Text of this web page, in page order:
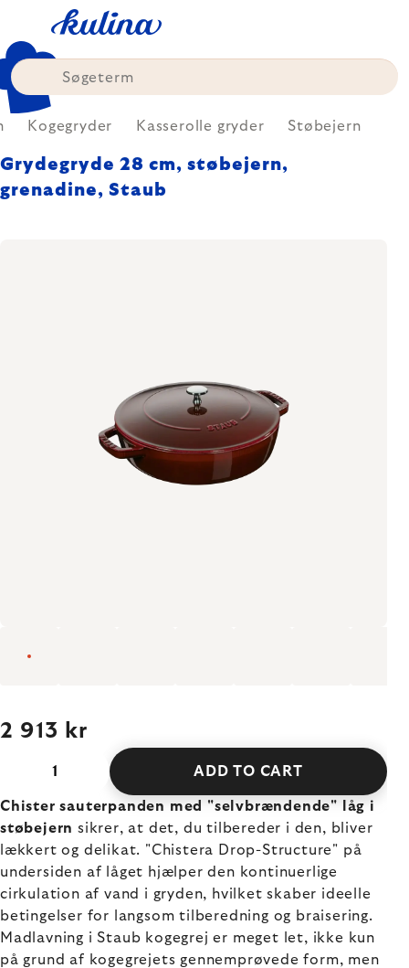
content
Kogegryder Kasserolle gryder Støbejern
Grydegryde 28 cm, støbejern,
grenadine, Staub
2 913 kr
ADD TO CART
Chister sauterpanden med "selvbrændende" låg i
støbejern sikrer, at det, du tilbereder i den, bliver
lækkert og delikat. "Chistera Drop-Structure" på
undersiden af låget hjælper den kontinuerlige
cirkulation af vand i gryden, hvilket skaber ideelle
betingelser for langsom tilberedning og braisering.
Madlavning i Staub kogegrej er meget let, ikke kun
på grund af kogegrejets gennemprøvede form, men